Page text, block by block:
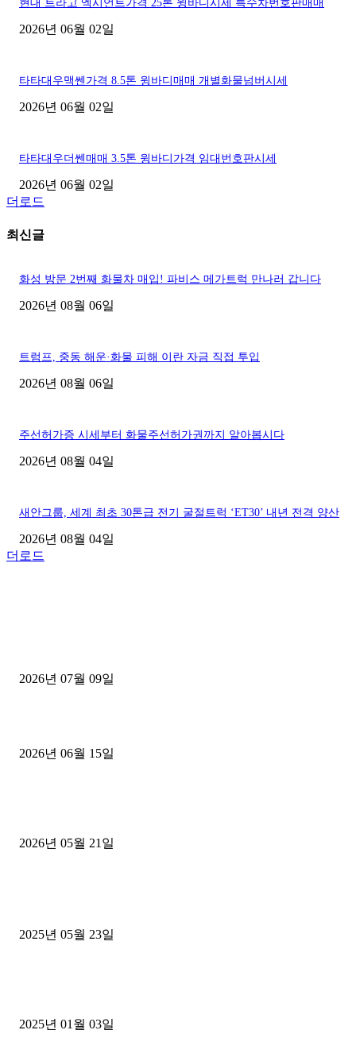
현대 트라고 엑시언트가격 25톤 윙바디시세 특수차번호판매매
2026년 06월 02일
타타대우맥쎈가격 8.5톤 윙바디매매 개별화물넘버시세
2026년 06월 02일
타타대우더쎈매매 3.5톤 윙바디가격 임대번호판시세
2026년 06월 02일
더로드
최신글
화성 방문 2번째 화물차 매입! 파비스 메가트럭 만나러 갑니다
2026년 08월 06일
트럼프, 중동 해운·화물 피해 이란 자금 직접 투입
2026년 08월 06일
주선허가증 시세부터 화물주선허가권까지 알아봅시다
2026년 08월 04일
새안그룹, 세계 최초 30톤급 전기 굴절트럭 ‘ET30’ 내년 전격 양산
2026년 08월 04일
더로드
2026년 07월 09일
2026년 06월 15일
2026년 05월 21일
2025년 05월 23일
2025년 01월 03일